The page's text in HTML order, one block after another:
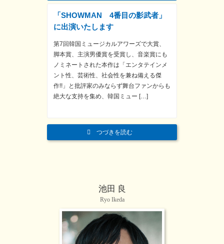
「SHOWMAN 4番目の影武者」
に出演いたします
第7回韓国ミュージカルアワーズで大賞、
脚本賞、主演男優賞を受賞し、音楽賞にも
ノミネートされた本作は「エンタテインメ
ント性、芸術性、社会性を兼ね備える傑
作!!」と批評家のみならず舞台ファンからも
絶大な支持を集め、韓国ミュー […]
つづきを読む
池田 良
Ryo Ikeda